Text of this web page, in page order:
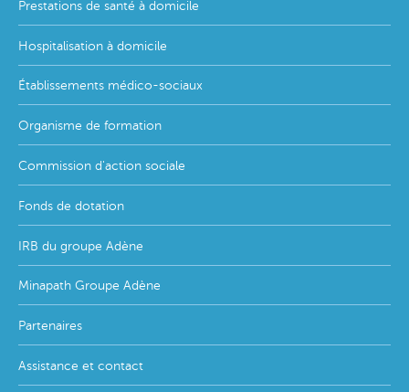
menu
Prestations de santé à domicile
Hospitalisation à domicile
Établissements médico-sociaux
Organisme de formation
Commission d'action sociale
Fonds de dotation
IRB du groupe Adène
Minapath Groupe Adène
Partenaires
Assistance et contact